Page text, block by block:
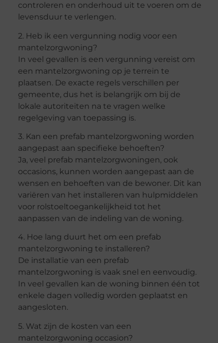
controleren en onderhoud uit te voeren om de
levensduur te verlengen.
2. Heb ik een vergunning nodig voor een
mantelzorgwoning?
In veel gevallen is een vergunning vereist om
een mantelzorgwoning op je terrein te
plaatsen. De exacte regels verschillen per
gemeente, dus het is belangrijk om bij de
lokale autoriteiten na te vragen welke
regelgeving van toepassing is.
3. Kan een prefab mantelzorgwoning worden
aangepast aan specifieke behoeften?
Ja, veel prefab mantelzorgwoningen, ook
occasions, kunnen worden aangepast aan de
wensen en behoeften van de bewoner. Dit kan
variëren van het installeren van hulpmiddelen
voor rolstoeltoegankelijkheid tot het
aanpassen van de indeling van de woning.
4. Hoe lang duurt het om een prefab
mantelzorgwoning te installeren?
De installatie van een prefab
mantelzorgwoning is vaak snel en eenvoudig.
In veel gevallen kan de woning binnen één tot
enkele dagen volledig worden geplaatst en
aangesloten.
5. Wat zijn de kosten van een
mantelzorgwoning occasion?